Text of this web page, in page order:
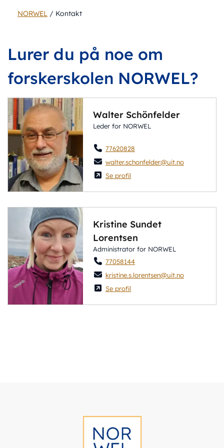
NORWEL / Kontakt
Lurer du på noe om
forskerskolen NORWEL?
Walter Schönfelder
Leder for NORWEL
77620828
walter.schonfelder@uit.no
Se profil
Kristine Sundet
Lorentsen
Administrator for NORWEL
77058144
kristine.s.lorentsen@uit.no
Se profil